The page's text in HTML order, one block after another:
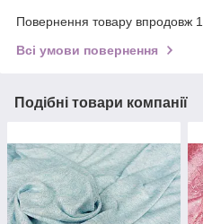
Повернення товару впродовж
Всі умови повернення
Подібні товари компанії